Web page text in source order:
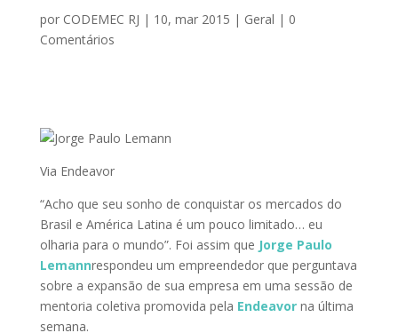
por CODEMEC RJ | 10, mar 2015 | Geral | 0
Comentários
Via Endeavor
“Acho que seu sonho de conquistar os mercados do
Brasil e América Latina é um pouco limitado… eu
olharia para o mundo”. Foi assim que Jorge Paulo
Lemannrespondeu um empreendedor que perguntava
sobre a expansão de sua empresa em uma sessão de
mentoria coletiva promovida pela Endeavorna última
semana.